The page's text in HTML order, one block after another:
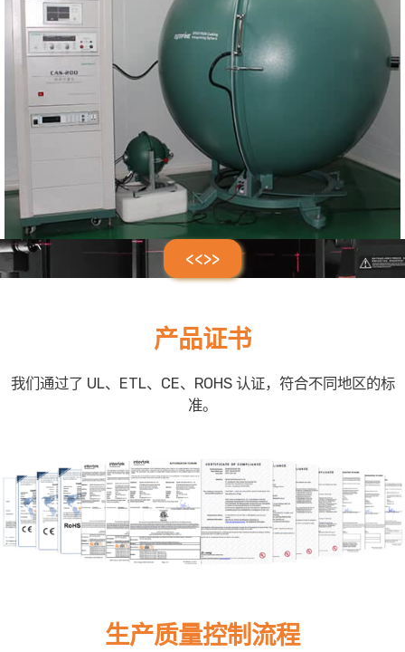
<<>>
产品证书
我们通过了 UL、ETL、CE、ROHS 认证，符合不同地区的标
准。
生产质量控制流程